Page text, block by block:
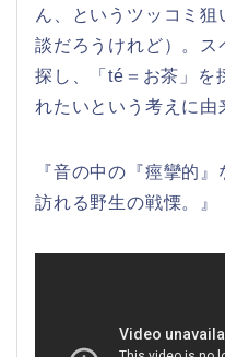
ん、というツッコミ
談だろうけれど）。ス
探し、「té＝お茶」を
れたいという考えに由
『音の中の『痙攣的
訪れる野生の戦慄。』